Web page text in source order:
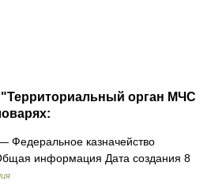
"Территориальный орган МЧС
Федеральное казначейство
информация Дата создания 8